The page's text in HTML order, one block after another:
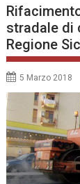
stradale di
Regione
5 Marzo 2018